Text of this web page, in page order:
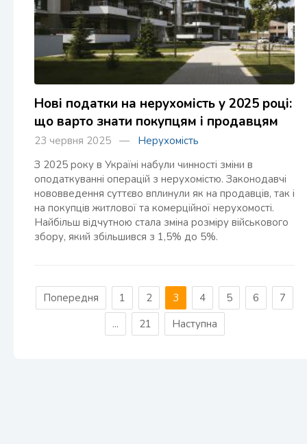
Нові податки на нерухомість у 2025 році:
що варто знати покупцям і продавцям
23 червня 2025 — Нерухомість
З 2025 року в Україні набули чинності зміни в
оподаткуванні операцій з нерухомістю. Законодавчі
нововведення суттєво вплинули як на продавців, так і
на покупців житлової та комерційної нерухомості.
Найбільш відчутною стала зміна розміру військового
збору, який збільшився з 1,5% до 5%.
Попередня 1 2 3 4 5 6
7
...
21 Наступна